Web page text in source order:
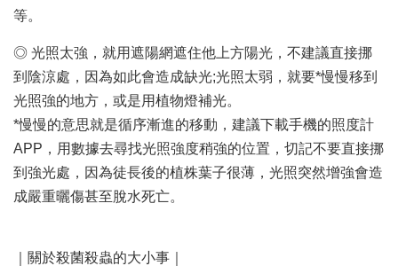
等。
◎ 光照太強，就用遮陽網遮住他上方陽光，不建議直接挪
到陰涼處，因為如此會造成缺光;光照太弱，就要*慢慢移到
光照強的地方，或是用植物燈補光。
*慢慢的意思就是循序漸進的移動，建議下載手機的照度計
APP，用數據去尋找光照強度稍強的位置，切記不要直接挪
到強光處，因為徒長後的植株葉子很薄，光照突然增強會造
成嚴重曬傷甚至脫水死亡。
｜關於殺菌殺蟲的大小事｜